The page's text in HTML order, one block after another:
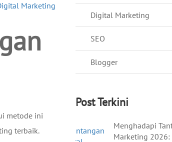
Marketing
metode ini
terbaik.
Digital Marketing
SEO
Blogger
Post Terkini
Menghadapi
Marketing 2026: